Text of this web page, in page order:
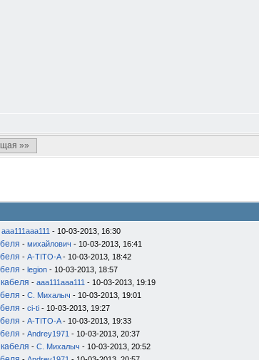
»»
aaa111aaa111 - 10-03-2013, 16:30
- михайлович - 10-03-2013, 16:41
- A-TITO-A- 10-03-2013, 18:42
- legion - 10-03-2013, 18:57
- aaa111aaa111 - 10-03-2013, 19:19
- С. Михалыч - 10-03-2013, 19:01
- ci-ti - 10-03-2013, 19:27
- A-TITO-A- 10-03-2013, 19:33
- Andrey1971 - 10-03-2013, 20:37
- С. Михалыч - 10-03-2013, 20:52